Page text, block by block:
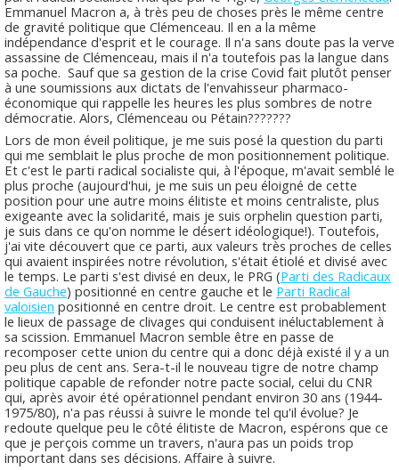
Emmanuel Macron a, à très peu de choses près le même centre
de gravité politique que Clémenceau. Il en a la même
indépendance d'esprit et le courage. Il n'a sans doute pas la verve
assassine de Clémenceau, mais il n'a toutefois pas la langue dans
sa poche. Sauf que sa gestion de la crise Covid fait plutôt penser
à une soumissions aux dictats de l'envahisseur pharmaco-
économique qui rappelle les heures les plus sombres de notre
démocratie. Alors, Clémenceau ou Pétain???????
Lors de mon éveil politique, je me suis posé la question du parti
qui me semblait le plus proche de mon positionnement politique.
Et c'est le parti radical socialiste qui, à l'époque, m'avait semblé le
plus proche (aujourd'hui, je me suis un peu éloigné de cette
position pour une autre moins élitiste et moins centraliste, plus
exigeante avec la solidarité, mais je suis orphelin question parti,
je suis dans ce qu'on nomme le désert idéologique!). Toutefois,
j'ai vite découvert que ce parti, aux valeurs très proches de celles
qui avaient inspirées notre révolution, s'était étiolé et divisé avec
le temps. Le parti s'est divisé en deux, le PRG (Parti des Radicaux
de Gauche) positionné en centre gauche et le Parti Radical
valoisien positionné en centre droit. Le centre est probablement
le lieux de passage de clivages qui conduisent inéluctablement à
sa scission. Emmanuel Macron semble être en passe de
recomposer cette union du centre qui a donc déjà existé il y a un
peu plus de cent ans. Sera-t-il le nouveau tigre de notre champ
politique capable de refonder notre pacte social, celui du CNR
qui, après avoir été opérationnel pendant environ 30 ans (1944-
1975/80), n'a pas réussi à suivre le monde tel qu'il évolue? Je
redoute quelque peu le côté élitiste de Macron, espérons que ce
que je perçois comme un travers, n'aura pas un poids trop
important dans ses décisions. Affaire à suivre.